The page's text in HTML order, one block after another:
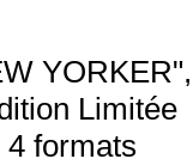
YORKER",
Limitée
formats